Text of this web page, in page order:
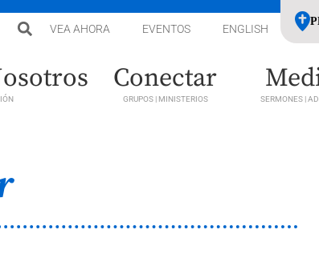
VEA AHORA EVENTOS ENGLISH
Conectar
GRUPOS | MINISTERIOS SERMONES |